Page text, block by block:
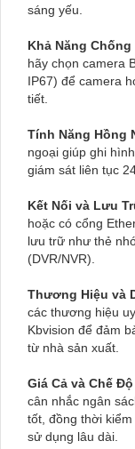
sáng yếu.
Khả Năng
hãy chọn camera
IP67) để camera
tiết.
Tính Năng Hồng
ngoại giúp ghi
giám sát liên tục
Kết Nối và Lưu
hoặc có cổng
lưu trữ như thẻ
(DVR/NVR).
Thương Hiệu và
các thương hiệu
Kbvision để đảm
từ nhà sản xuất.
Giá Cả và Chế
cân nhắc ngân
tốt, đồng thời
sử dụng lâu dài.